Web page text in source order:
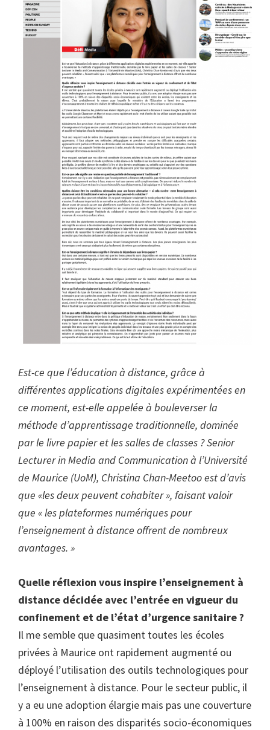
Est-ce que l’éducation à distance, grâce à
différentes applications digitales expérimentées en
ce moment, est-elle appelée à bouleverser la
méthode d’apprentissage traditionnelle, dominée
par le livre papier et les salles de classes ? Senior
Lecturer in Media and Communication à l’Université
de Maurice (UoM), Christina Chan-Meetoo est d’avis
que «les deux peuvent cohabiter », faisant valoir
que « les plateformes numériques pour
l’enseignement à distance offrent de nombreux
avantages. »
Quelle réflexion vous inspire l’enseignement à
distance décidée avec l’entrée en vigueur du
confinement et de l’état d’urgence sanitaire ?
Il me semble que quasiment toutes les écoles
privées à Maurice ont rapidement augmenté ou
déployé l’utilisation des outils technologiques pour
l’enseignement à distance. Pour le secteur public, il
y a eu une adoption élargie mais pas une couverture
à 100% en raison des disparités socio-économiques